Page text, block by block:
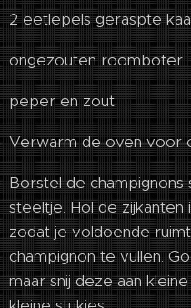
2 eetlepels geraspte
ongezouten roomboter
peper en zout
Verwarm de oven voor
Borstel de
steeltje. Hol de
zodat je voldoende
champignon te vullen.
maar snij deze aan